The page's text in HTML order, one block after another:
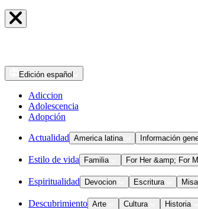
Edición español
Adiccion
Adolescencia
Adopción
Actualidad America latina Información
Estilo de vida Familia For Her &amp; For
Espiritualidad Devocion Escritura
Descubrimiento Arte Cultura Historia